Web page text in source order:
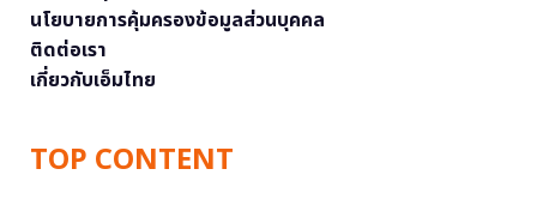
นโยบายการคุ้มครองข้อมูลส่วนบุคคล
ติดต่อเรา
เกี่ยวกับเอ็มไทย
TOP CONTENT